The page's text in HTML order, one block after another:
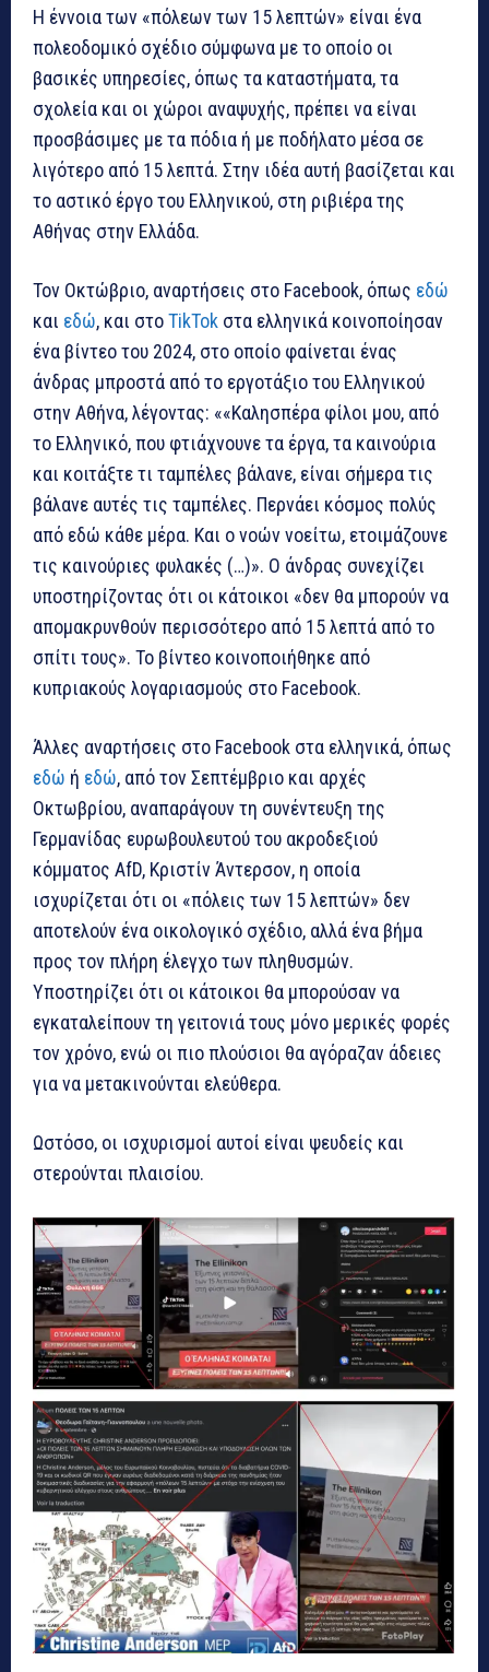
Η έννοια των «πόλεων των 15 λεπτών» είναι ένα
πολεοδομικό σχέδιο σύμφωνα με το οποίο οι
βασικές υπηρεσίες, όπως τα καταστήματα, τα
σχολεία και οι χώροι αναψυχής, πρέπει να είναι
προσβάσιμες με τα πόδια ή με ποδήλατο μέσα σε
λιγότερο από 15 λεπτά. Στην ιδέα αυτή βασίζεται και
το αστικό έργο του Ελληνικού, στη ριβιέρα της
Αθήνας στην Ελλάδα.
Τον Οκτώβριο, αναρτήσεις στο Facebook, όπως εδώ
και εδώ, και στοTikTok στα ελληνικά κοινοποίησαν
ένα βίντεο του 2024, στο οποίο φαίνεται ένας
άνδρας μπροστά από το εργοτάξιο του Ελληνικού
στην Αθήνα, λέγοντας: ««Καλησπέρα φίλοι μου, από
το Ελληνικό, που φτιάχνουνε τα έργα, τα καινούρια
και κοιτάξτε τι ταμπέλες βάλανε, είναι σήμερα τις
βάλανε αυτές τις ταμπέλες. Περνάει κόσμος πολύς
από εδώ κάθε μέρα. Και ο νοών νοείτω, ετοιμάζουνε
τις καινούριες φυλακές (…)». Ο άνδρας συνεχίζει
υποστηρίζοντας ότι οι κάτοικοι «δεν θα μπορούν να
απομακρυνθούν περισσότερο από 15 λεπτά από το
σπίτι τους». Το βίντεο κοινοποιήθηκε από
κυπριακούς λογαριασμούς στο Facebook.
Άλλες αναρτήσεις στο Facebook στα ελληνικά, όπως
εδώ ή εδώ, από τον Σεπτέμβριο και αρχές
Οκτωβρίου, αναπαράγουν τη συνέντευξη της
Γερμανίδας ευρωβουλευτού του ακροδεξιού
κόμματος AfD, Κριστίν Άντερσον, η οποία
ισχυρίζεται ότι οι «πόλεις των 15 λεπτών» δεν
αποτελούν ένα οικολογικό σχέδιο, αλλά ένα βήμα
προς τον πλήρη έλεγχο των πληθυσμών.
Υποστηρίζει ότι οι κάτοικοι θα μπορούσαν να
εγκαταλείπουν τη γειτονιά τους μόνο μερικές φορές
τον χρόνο, ενώ οι πιο πλούσιοι θα αγόραζαν άδειες
για να μετακινούνται ελεύθερα.
Ωστόσο, οι ισχυρισμοί αυτοί είναι ψευδείς και
στερούνται πλαισίου.